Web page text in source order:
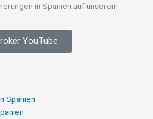
in Spanien auf unserem
YouTube
Spanien